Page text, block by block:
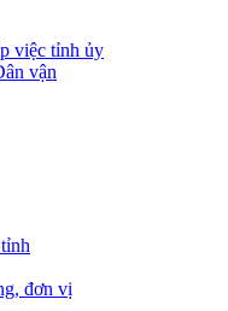
việc tỉnh ủy
vận
đơn vị